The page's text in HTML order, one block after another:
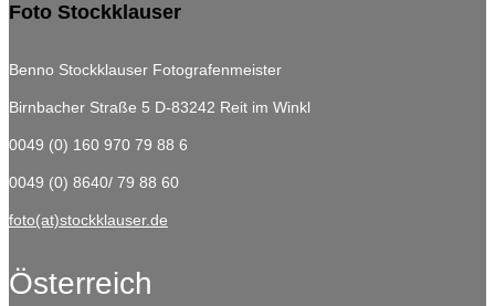
Foto Stockklauser
Benno Stockklauser Fotografenmeister
Birnbacher Straße 5 D-83242 Reit im Winkl
0049 (0) 160 970 79 88 6
0049 (0) 8640/ 79 88 60
foto(at)stockklauser.de
Österreich